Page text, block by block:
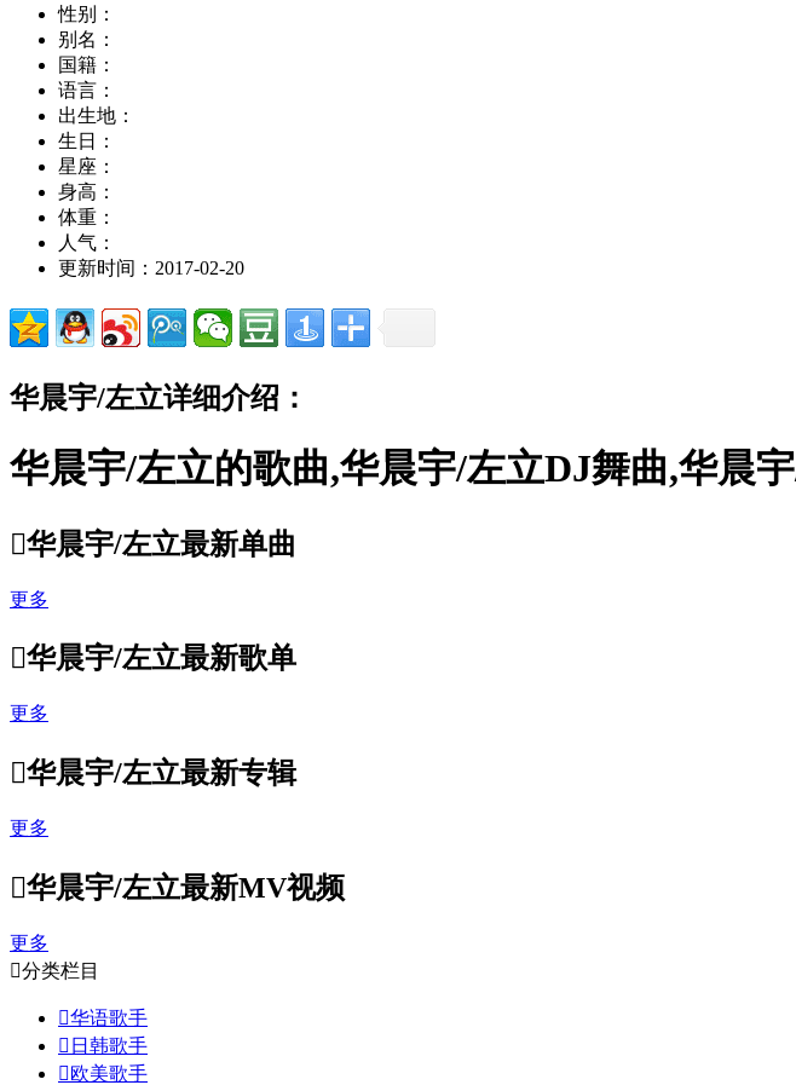
性别：
别名：
国籍：
语言：
出生地：
生日：
星座：
身高：
体重：
人气：
更新时间：2017-02-20
华晨宇/左立详细介绍：
华晨宇/左立的歌曲,华晨宇/左立DJ舞曲,华晨
华晨宇/左立最新单曲
更多
华晨宇/左立最新歌单
更多
华晨宇/左立最新专辑
更多
华晨宇/左立最新MV视频
更多
分类栏目
华语歌手
 日韩歌手
欧美歌手